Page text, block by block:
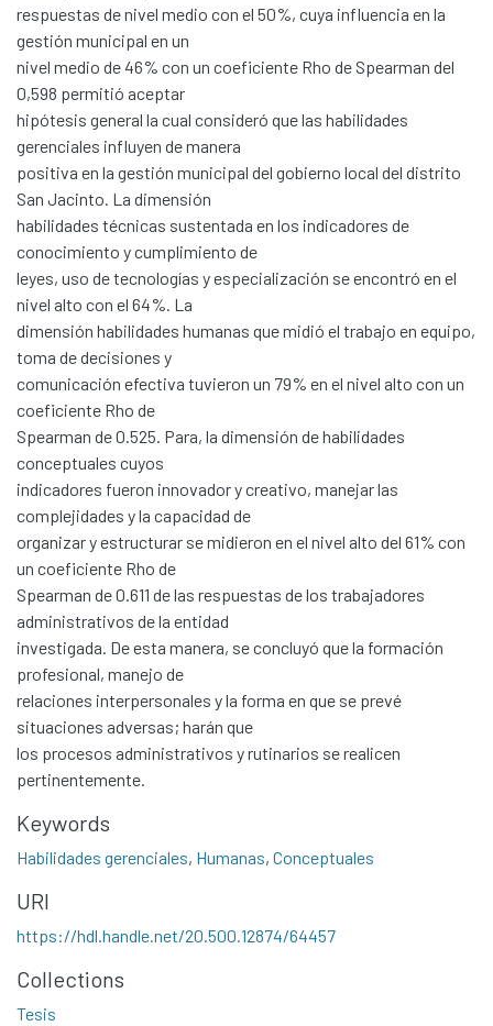
Communities & Collections
All of DSpace
Statistics
Contacto
Políticas
respuestas de nivel medio con el 50%, cuya influencia en la
gestión municipal en un
nivel medio de 46% con un coeficiente Rho de Spearman del
0,598 permitió aceptar
hipótesis general la cual consideró que las habilidades
gerenciales influyen de manera
positiva en la gestión municipal del gobierno local del distrito
San Jacinto. La dimensión
habilidades técnicas sustentada en los indicadores de
conocimiento y cumplimiento de
leyes, uso de tecnologías y especialización se encontró en el
nivel alto con el 64%. La
dimensión habilidades humanas que midió el trabajo en equipo,
toma de decisiones y
comunicación efectiva tuvieron un 79% en el nivel alto con un
coeficiente Rho de
Spearman de 0.525. Para, la dimensión de habilidades
conceptuales cuyos
indicadores fueron innovador y creativo, manejar las
complejidades y la capacidad de
organizar y estructurar se midieron en el nivel alto del 61% con
un coeficiente Rho de
Spearman de 0.611 de las respuestas de los trabajadores
administrativos de la entidad
investigada. De esta manera, se concluyó que la formación
profesional, manejo de
relaciones interpersonales y la forma en que se prevé
situaciones adversas; harán que
los procesos administrativos y rutinarios se realicen
pertinentemente.
Keywords
Habilidades gerenciales, Humanas, Conceptuales
URI
https://hdl.handle.net/20.500.12874/64457
Collections
Tesis